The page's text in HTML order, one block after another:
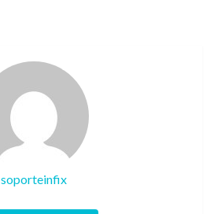
soporteinfix